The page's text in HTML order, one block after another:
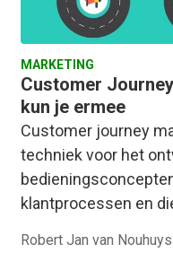
MARKETING
Customer
kun je ermee
Customer journey
techniek voor het
klantprocessen en
Robert Jan van Nouhuys